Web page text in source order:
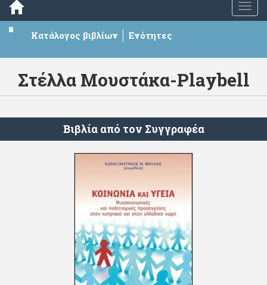
Κατάλογος βιβλίων Ενότητες
Στέλλα Μουστάκα-Playbell
Βιβλία από τον Συγγραφέα